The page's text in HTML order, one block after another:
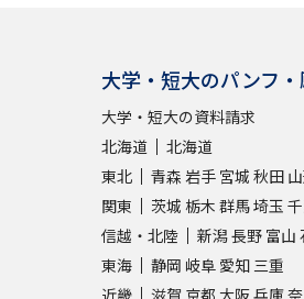
大学・短大のパンフ
大学・短大の資料請求
北海道
北海道
東北
青森 岩手 宮城 秋田
関東
茨城 栃木 群馬埼玉
信越・北陸
新潟長野 富山
東海
静岡 岐阜 愛知 三重